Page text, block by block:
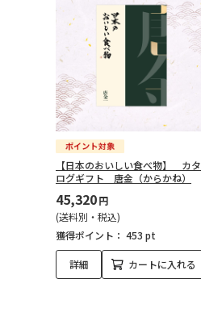
【日本のおいしい食べ物】 カタ
ログギフト 唐金（からかね）
45,320円
(送料別・税込)
獲得ポイント： 453 pt
詳細 カートに入れる